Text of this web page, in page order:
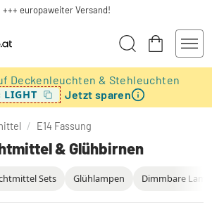
europaweiter Versand!
Deckenleuchten & Stehleuchten
LIGHT Jetzt sparen
/ E14 Fassung
& Glühbirnen
Sets Glühlampen Dimmbare